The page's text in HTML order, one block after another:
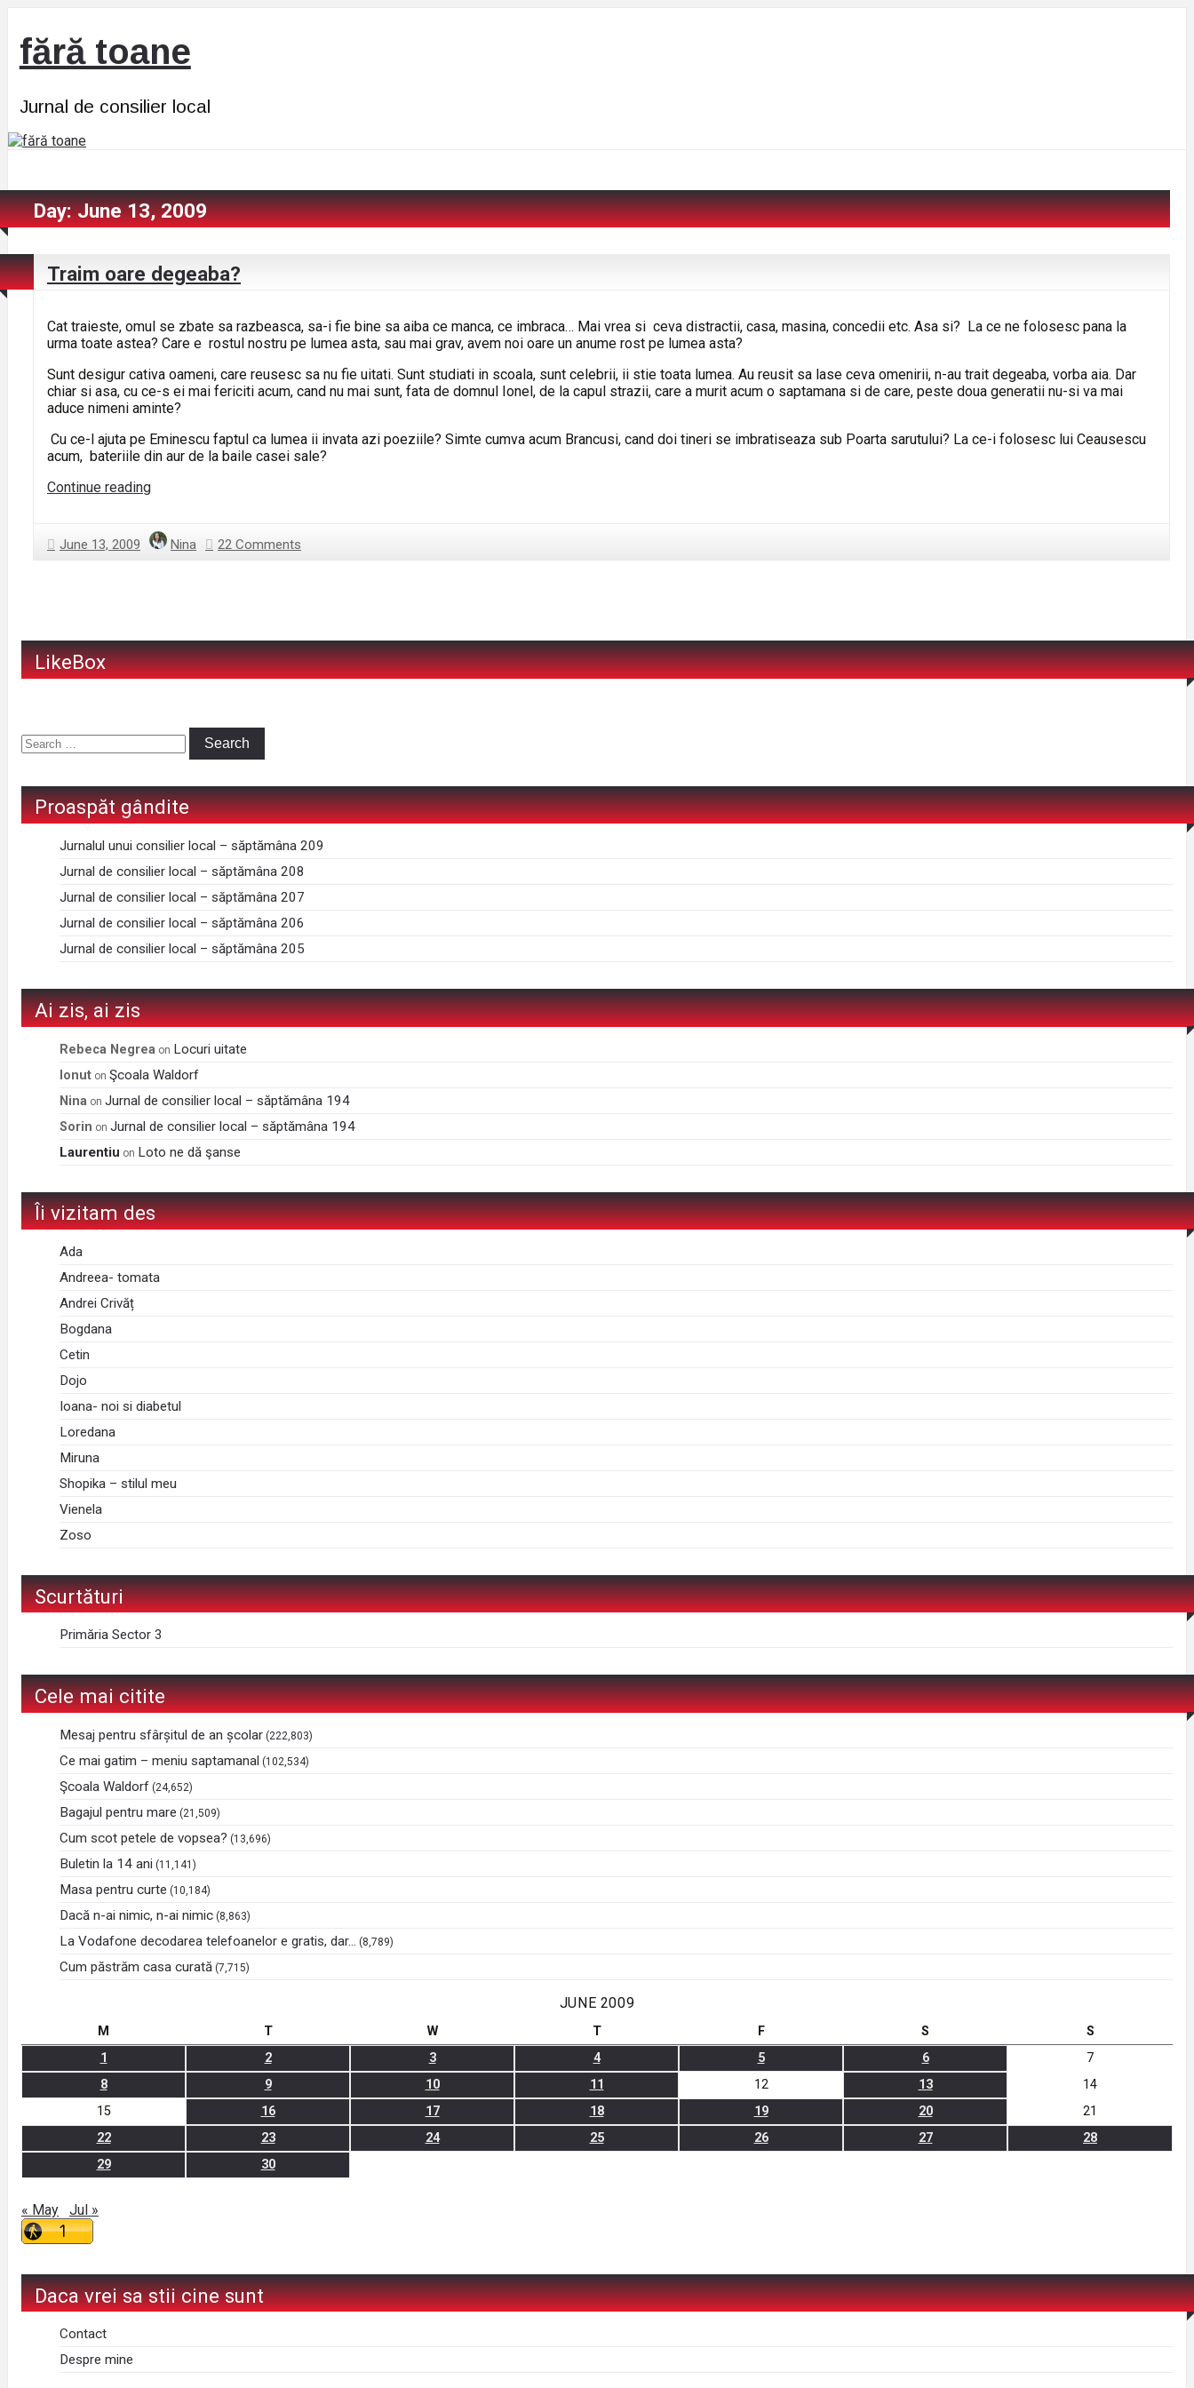
fără toane
Jurnal de consilier local
Day:June 13, 2009
Traim oare degeaba?
Cat traieste, omul se zbate sa razbeasca, sa-i fie bine sa aiba ce manca, ce imbraca… Mai vrea si ceva distractii, casa, masina, concedii etc. Asa si? La ce ne folosesc pana la
urma toate astea? Care e rostul nostru pe lumea asta, sau mai grav, avem noi oare un anume rost pe lumea asta?
Sunt desigur cativa oameni, care reusesc sa nu fie uitati. Sunt studiati in scoala, sunt celebrii, ii stie toata lumea. Au reusit sa lase ceva omenirii, n-au trait degeaba, vorba aia. Dar
chiar si asa, cu ce-s ei mai fericiti acum, cand nu mai sunt, fata de domnul Ionel, de la capul strazii, care a murit acum o saptamana si de care, peste doua generatii nu-si va mai
aduce nimeni aminte?
Cu ce-l ajuta pe Eminescu faptul ca lumea ii invata azi poeziile? Simte cumva acum Brancusi, cand doi tineri se imbratiseaza sub Poarta sarutului? La ce-i folosesc lui Ceausescu
acum, bateriile din aur de la baile casei sale?
Continue readingTraim
June 13, 2009 Nina 22 Comments
LikeBox
Proaspăt gândite
Jurnalul unui consilier local – săptămâna 209
Jurnal de consilier local – săptămâna 208
Jurnal de consilier local – săptămâna 207
Jurnal de consilier local – săptămâna 206
Jurnal de consilier local – săptămâna 205
Ai zis, ai zis
Rebeca Negrea on Locuri uitate
Ionut onŞcoala Waldorf
Nina onJurnal de consilier local – săptămâna 194
Sorin onJurnal de consilier local – săptămâna 194
Laurentiu on Loto ne dă şanse
Îi vizitam des
Ada
Andreea- tomata
Andrei Crivăț
Bogdana
Cetin
Dojo
Ioana- noi si diabetul
Loredana
Miruna
Shopika – stilul meu
Vienela
Zoso
Scurtături
Primăria Sector 3
Cele mai citite
Mesaj pentru sfârșitul de an școlar (222,803)
Ce mai gatim – meniu saptamanal (102,534)
Şcoala Waldorf (24,652)
Bagajul pentru mare (21,509)
Cum scot petele de vopsea? (13,696)
Buletin la 14 ani (11,141)
Masa pentru curte (10,184)
Dacă n-ai nimic, n-ai nimic (8,863)
La Vodafone decodarea telefoanelor e gratis, dar… (8,789)
Cum păstrăm casa curată (7,715)
JUNE 2009
M T W T F S
S
1
2 3 4 5 6
7
8
9 10 11 12 13
14
15
16 17 18 19 20
21
22
23 24 25 26 27
28
29
30
« May Jul »
Daca vrei sa stii cine sunt
Contact
Despre mine